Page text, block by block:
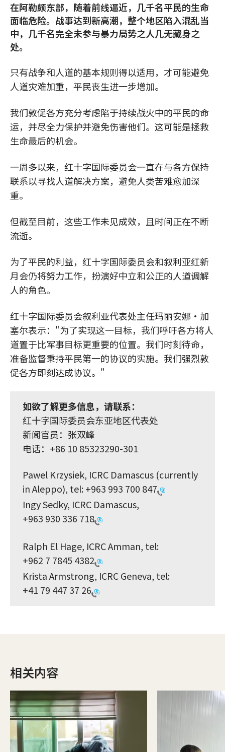
在阿勒颇东部，随着前线逼近，几千名平民的生命
面临危险。战事达到新高潮，整个地区陷入混乱当
中，几千名完全未参与暴力局势之人几无藏身之
处。
只有战争和人道的基本规则得以适用，才可能避免
人道灾难加重，平民丧生进一步增加。
我们敦促各方充分考虑陷于持续战火中的平民的命
运，并尽全力保护并避免伤害他们。这可能是拯救
生命最后的机会。
一周多以来，红十字国际委员会一直在与各方保持
联系以寻找人道解决方案，避免人类苦难愈加深
重。
但截至目前，这些工作未见成效，且时间正在不断
流逝。
为了平民的利益，红十字国际委员会和叙利亚红新
月会仍将努力工作，扮演好中立和公正的人道调解
人的角色。
红十字国际委员会叙利亚代表处主任玛丽安娜·加
塞尔表示："为了实现这一目标，我们呼吁各方将人
道置于比军事目标更重要的位置。我们时刻待命，
准备监督秉持平民第一的协议的实施。我们强烈敦
促各方即刻达成协议。"
如欲了解更多信息，请联系：
红十字国际委员会东亚地区代表处
新闻官员：张双峰
电话：+86 10 85323290-301
Pawel Krzysiek, ICRC Damascus (currently
in Aleppo), tel:+963 993 700 847
Ingy Sedky, ICRC Damascus,
+963 930 336 718
Ralph El Hage, ICRC Amman, tel:
+962 7 7845 4382
Krista Armstrong, ICRC Geneva, tel:
+41 79 447 37 26
相关内容